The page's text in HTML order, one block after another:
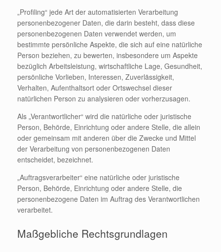
„Profiling“ jede Art der automatisierten Verarbeitung
personenbezogener Daten, die darin besteht, dass diese
personenbezogenen Daten verwendet werden, um
bestimmte persönliche Aspekte, die sich auf eine natürliche
Person beziehen, zu bewerten, insbesondere um Aspekte
bezüglich Arbeitsleistung, wirtschaftliche Lage, Gesundheit,
persönliche Vorlieben, Interessen, Zuverlässigkeit,
Verhalten, Aufenthaltsort oder Ortswechsel dieser
natürlichen Person zu analysieren oder vorherzusagen.
Als „Verantwortlicher“ wird die natürliche oder juristische
Person, Behörde, Einrichtung oder andere Stelle, die allein
oder gemeinsam mit anderen über die Zwecke und Mittel
der Verarbeitung von personenbezogenen Daten
entscheidet, bezeichnet.
„Auftragsverarbeiter“ eine natürliche oder juristische
Person, Behörde, Einrichtung oder andere Stelle, die
personenbezogene Daten im Auftrag des Verantwortlichen
verarbeitet.
Maßgebliche Rechtsgrundlagen